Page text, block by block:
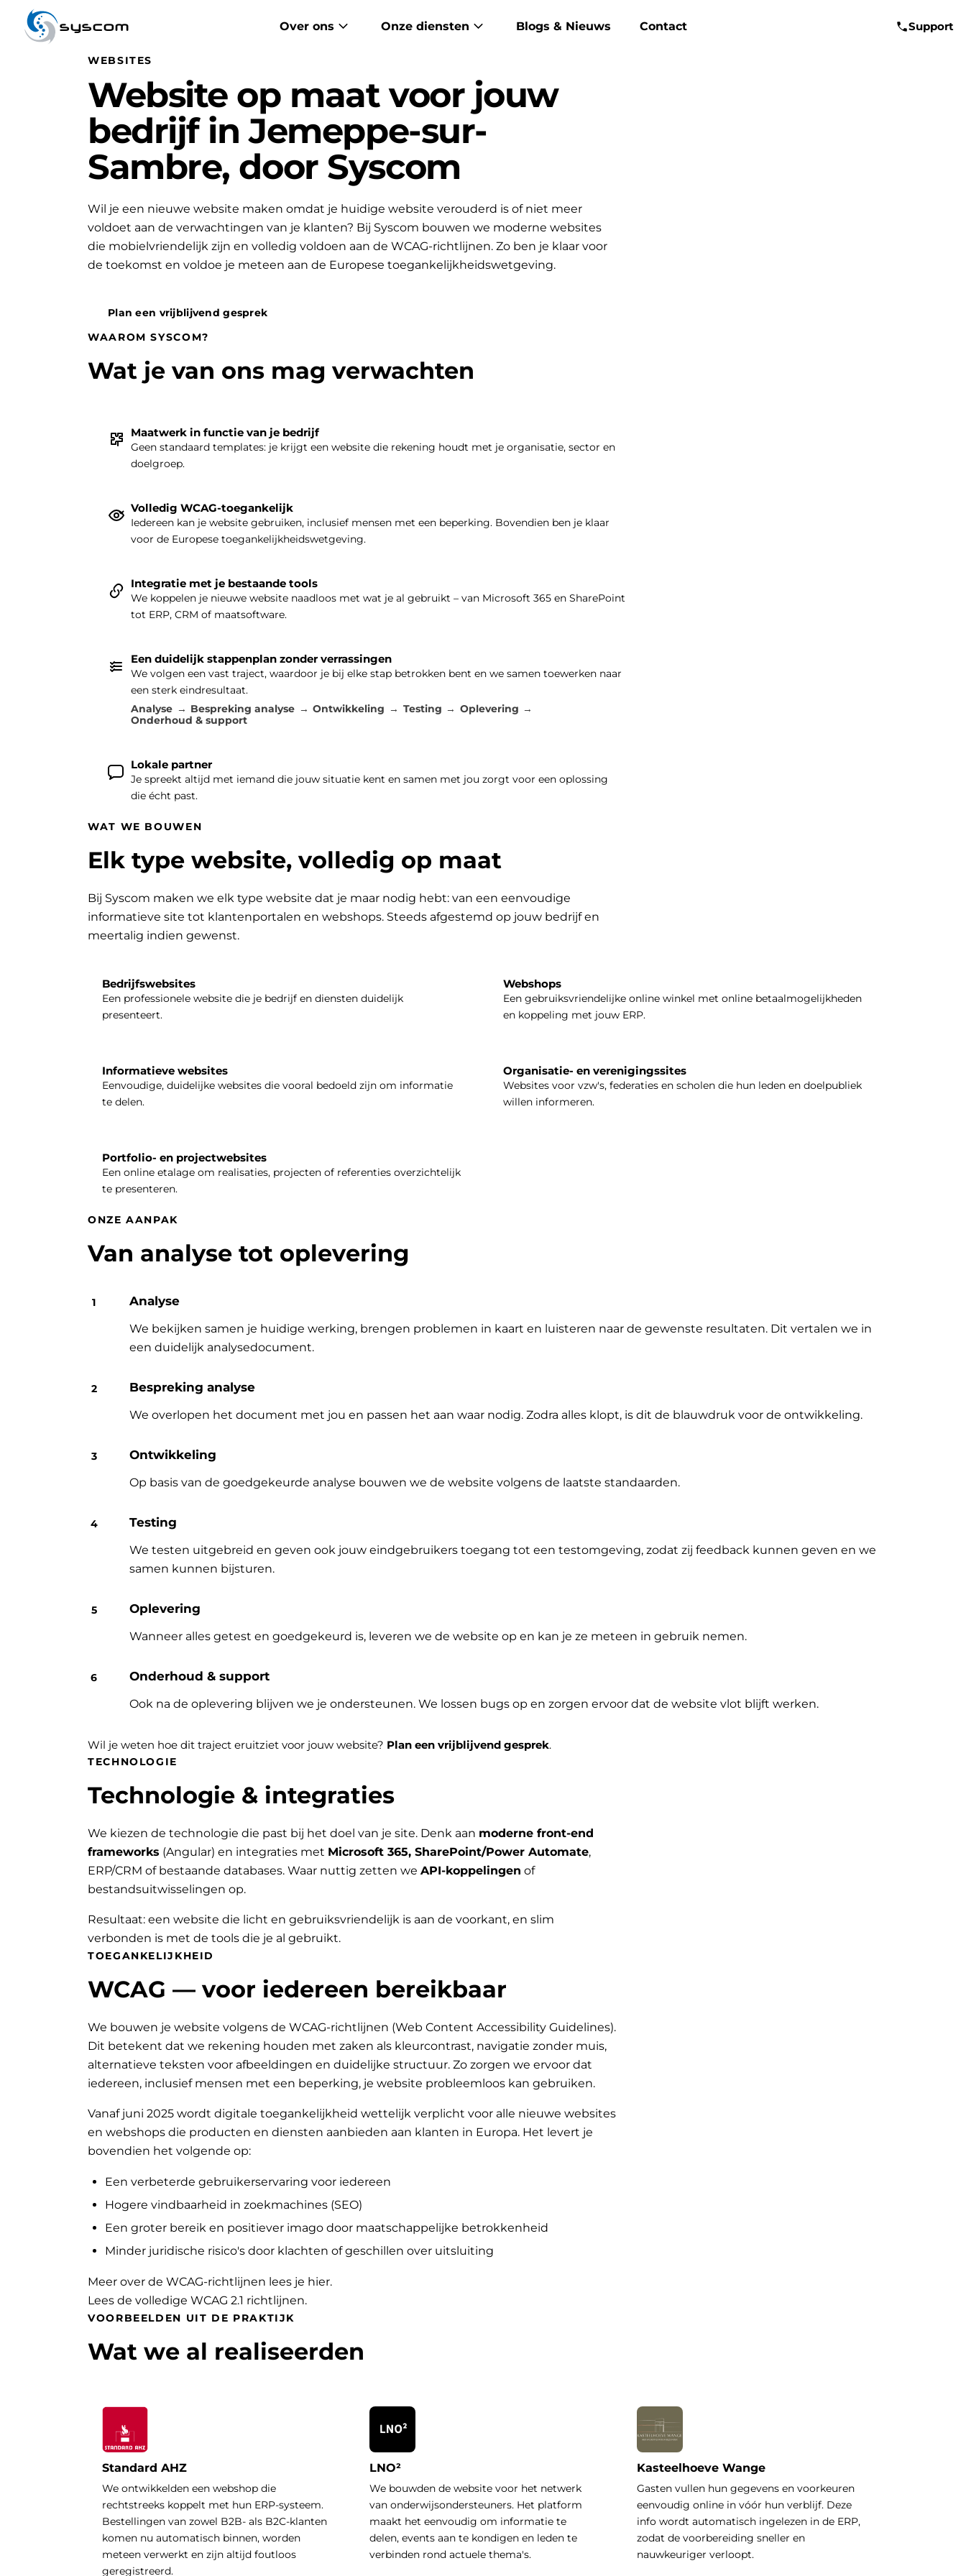
syscom Over ons Onze diensten Blogs & Nieuws Contact Support
WEBSITES
Website op maat voor jouw
bedrijf in Jemeppe-sur-
Sambre, door Syscom
Wil je een nieuwe website maken omdat je huidige website verouderd is of niet meer
voldoet aan de verwachtingen van je klanten? Bij Syscom bouwen we moderne websites
die mobielvriendelijk zijn en volledig voldoen aan de WCAG-richtlijnen. Zo ben je klaar voor
de toekomst en voldoe je meteen aan de Europese toegankelijkheidswetgeving.
Plan een vrijblijvend gesprek
WAAROM SYSCOM?
Wat je van ons mag verwachten
Maatwerk in functie van je bedrijf
Geen standaard templates: je krijgt een website die rekening houdt met je organisatie, sector en
doelgroep.
Volledig WCAG-toegankelijk
Iedereen kan je website gebruiken, inclusief mensen met een beperking. Bovendien ben je klaar
voor de Europese toegankelijkheidswetgeving.
Integratie met je bestaande tools
We koppelen je nieuwe website naadloos met wat je al gebruikt – van Microsoft 365 en SharePoint
tot ERP, CRM of maatsoftware.
Een duidelijk stappenplan zonder verrassingen
We volgen een vast traject, waardoor je bij elke stap betrokken bent en we samen toewerken naar
een sterk eindresultaat.
Analyse Bespreking analyse Ontwikkeling Testing
Oplevering
Onderhoud & support
Lokale partner
Je spreekt altijd met iemand die jouw situatie kent en samen met jou zorgt voor een oplossing
die écht past.
WAT WE BOUWEN
Elk type website, volledig op maat
Bij Syscom maken we elk type website dat je maar nodig hebt: van een eenvoudige
informatieve site tot klantenportalen en webshops. Steeds afgestemd op jouw bedrijf en
meertalig indien gewenst.
Bedrijfswebsites
Een professionele website die je bedrijf en diensten duidelijk
presenteert.
Webshops
Een gebruiksvriendelijke online winkel met online betaalmogelijkheden
en koppeling met jouw ERP.
Informatieve websites
Eenvoudige, duidelijke websites die vooral bedoeld zijn om informatie
te delen.
Organisatie- en verenigingssites
Websites voor vzw's, federaties en scholen die hun leden en doelpubliek
willen informeren.
Portfolio- en projectwebsites
Een online etalage om realisaties, projecten of referenties overzichtelijk
te presenteren.
ONZE AANPAK
Van analyse tot oplevering
Analyse
We bekijken samen je huidige werking, brengen problemen in kaart en luisteren naar de gewenste resultaten. Dit vertalen we in
een duidelijk analysedocument.
Bespreking analyse
We overlopen het document met jou en passen het aan waar nodig. Zodra alles klopt, is dit de blauwdruk voor de ontwikkeling.
Ontwikkeling
Op basis van de goedgekeurde analyse bouwen we de website volgens de laatste standaarden.
Testing
We testen uitgebreid en geven ook jouw eindgebruikers toegang tot een testomgeving, zodat zij feedback kunnen geven en we
samen kunnen bijsturen.
Oplevering
Wanneer alles getest en goedgekeurd is, leveren we de website op en kan je ze meteen in gebruik nemen.
Onderhoud & support
Ook na de oplevering blijven we je ondersteunen. We lossen bugs op en zorgen ervoor dat de website vlot blijft werken.
Wil je weten hoe dit traject eruitziet voor jouw website? Plan een vrijblijvend gesprek.
TECHNOLOGIE
Technologie & integraties
We kiezen de technologie die past bij het doel van je site. Denk aan moderne front-end
frameworks (Angular) en integraties met Microsoft 365, SharePoint/Power Automate,
ERP/CRM of bestaande databases. Waar nuttig zetten we API-koppelingen of
bestandsuitwisselingen op.
Resultaat: een website die licht en gebruiksvriendelijk is aan de voorkant, en slim
verbonden is met de tools die je al gebruikt.
TOEGANKELIJKHEID
WCAG — voor iedereen bereikbaar
We bouwen je website volgens de WCAG-richtlijnen (Web Content Accessibility Guidelines).
Dit betekent dat we rekening houden met zaken als kleurcontrast, navigatie zonder muis,
alternatieve teksten voor afbeeldingen en duidelijke structuur. Zo zorgen we ervoor dat
iedereen, inclusief mensen met een beperking, je website probleemloos kan gebruiken.
Vanaf juni 2025 wordt digitale toegankelijkheid wettelijk verplicht voor alle nieuwe websites
en webshops die producten en diensten aanbieden aan klanten in Europa. Het levert je
bovendien het volgende op:
Een verbeterde gebruikerservaring voor iedereen
Hogere vindbaarheid in zoekmachines (SEO)
Een groter bereik en positiever imago door maatschappelijke betrokkenheid
Minder juridische risico's door klachten of geschillen over uitsluiting
Meer over de WCAG-richtlijnen lees je hier.
Lees de volledige WCAG 2.1 richtlijnen.
VOORBEELDEN UIT DE PRAKTIJK
Wat we al realiseerden
Standard AHZ
We ontwikkelden een webshop die
rechtstreeks koppelt met hun ERP-systeem.
Bestellingen van zowel B2B- als B2C-klanten
komen nu automatisch binnen, worden
meteen verwerkt en zijn altijd foutloos
geregistreerd.
LNO²
We bouwden de website voor het netwerk
van onderwijsondersteuners. Het platform
maakt het eenvoudig om informatie te
delen, events aan te kondigen en leden te
verbinden rond actuele thema's.
Kasteelhoeve Wange
Gasten vullen hun gegevens en voorkeuren
eenvoudig online in vóór hun verblijf. Deze
info wordt automatisch ingelezen in de ERP,
zodat de voorbereiding sneller en
nauwkeuriger verloopt.